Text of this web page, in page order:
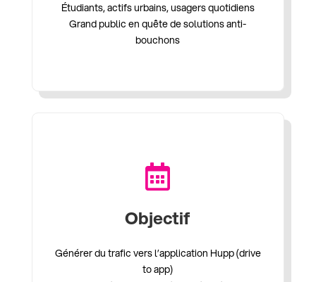
Étudiants, actifs urbains, usagers quotidiens
Grand public en quête de solutions anti-
bouchons

Objectif
Générer du trafic vers l’application Hupp (drive
to app)